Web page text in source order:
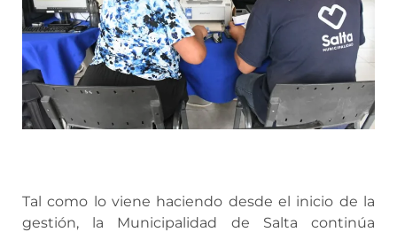
Tal como lo viene haciendo desde el inicio de la
gestión, la Municipalidad de Salta continúa